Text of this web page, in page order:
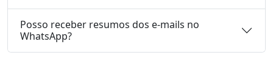
Posso receber resumos dos e-mails no
WhatsApp?